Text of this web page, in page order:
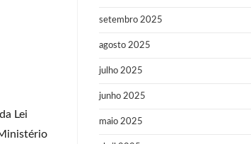
Lei
setembro 2025
agosto 2025
julho 2025
junho 2025
maio 2025